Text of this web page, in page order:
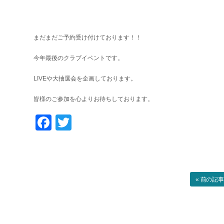
まだまだご予約受け付けております！！
今年最後のクラブイベントです。
LIVEや大抽選会を企画しております。
皆様のご参加を心よりお待ちしております。
Facebook
« 前の記事